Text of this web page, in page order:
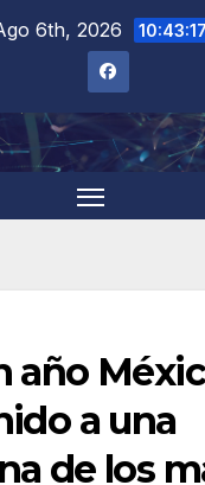
6th, 2026
año
a una
de los